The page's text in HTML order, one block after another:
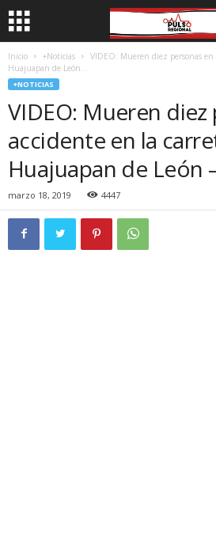
Inicio +Noticias
VIDEO: Mueren diez personas en
Huajuapan de León...
+NOTICIAS
VIDEO: Mueren diez
accidente en la
Huajuapan de León
marzo 18, 2019 4447